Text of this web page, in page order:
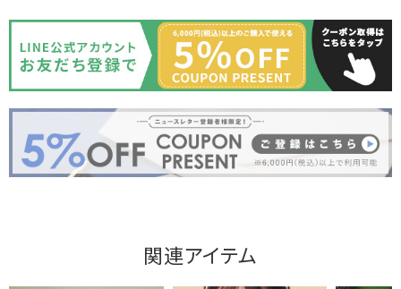
関連アイテム